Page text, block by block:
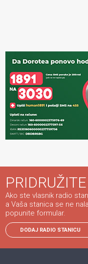
Ako ste vlasnik radio
a Vaša stanica se ne
popunite formular.
DODAJ RADIO STANICU